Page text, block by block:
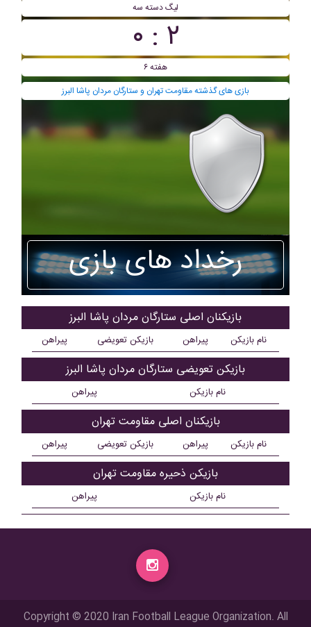
ليگ دسته سه
۲ : ۰
هفته ۶
بازی های گذشته مقاومت تهران و ستارگان مردان پاشا البرز
رخداد های بازی
بازیکنان اصلی ستارگان مردان پاشا البرز
نام بازیکن پیراهن بازیکن تعویضی پیراهن
بازیکن تعویضی ستارگان مردان پاشا البرز
نام بازیکن پیراهن
بازیکنان اصلی مقاومت تهران
نام بازیکن پیراهن بازیکن تعویضی پیراهن
بازیکن ذحیره مقاومت تهران
نام بازیکن پیراهن
Copyright © 2020 Iran Football League Organization. All